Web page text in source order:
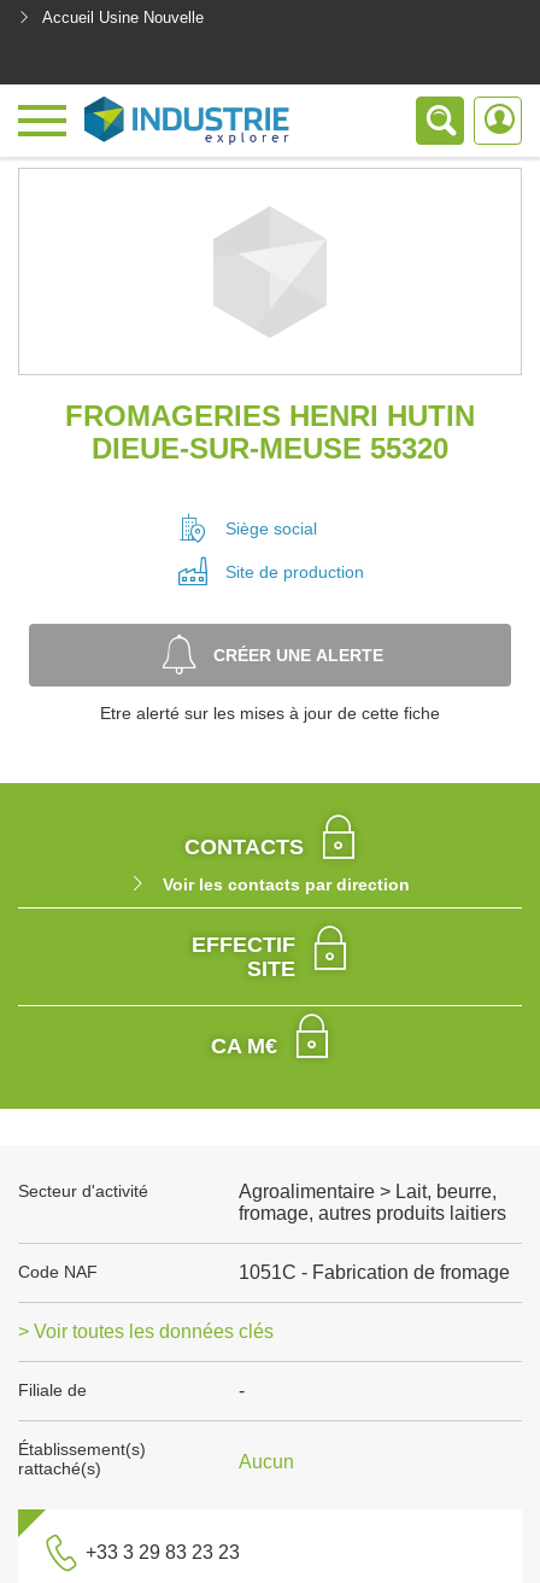
Accueil Usine Nouvelle
FROMAGERIES HENRI HUTIN
DIEUE-SUR-MEUSE 55320
Siège social
Site de production
CRÉER UNE ALERTE
Etre alerté sur les mises à jour de cette fiche
CONTACTS
Voir les contacts par direction
EFFECTIF
SITE
CA M€
Secteur d'activité
Agroalimentaire > Lait, beurre,
fromage, autres produits laitiers
Code NAF 1051C - Fabrication de fromage
> Voir toutes les données clés
Filiale de -
Établissement(s)
rattaché(s)
Aucun
+33 3 29 83 23 23